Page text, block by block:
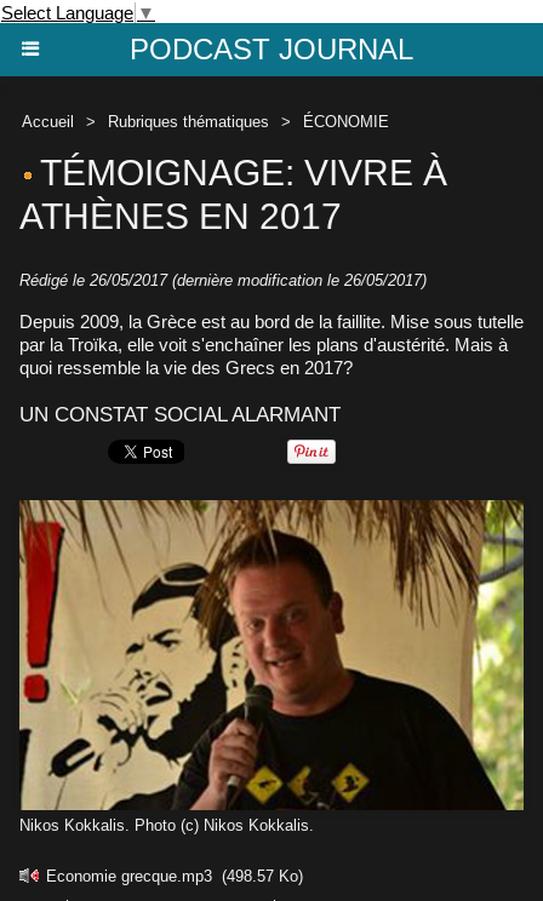
Select Language ▼
PODCAST JOURNAL
Accueil > Rubriques thématiques > ÉCONOMIE
TÉMOIGNAGE: VIVRE À
ATHÈNES EN 2017
Rédigé le 26/05/2017 (dernière modification le 26/05/2017)
Depuis 2009, la Grèce est au bord de la faillite. Mise sous tutelle
par la Troïka, elle voit s'enchaîner les plans d'austérité. Mais à
quoi ressemble la vie des Grecs en 2017?
UN CONSTAT SOCIAL ALARMANT
Nikos Kokkalis. Photo (c) Nikos Kokkalis.
Economie grecque.mp3 (498.57 Ko)